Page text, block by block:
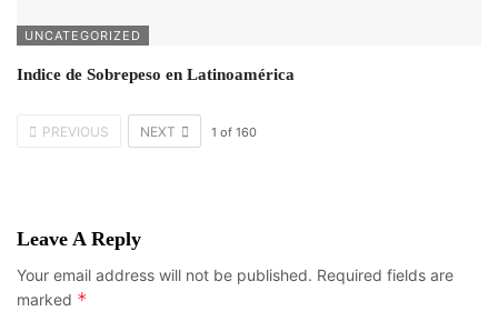
UNCATEGORIZED
Indice de Sobrepeso en Latinoamérica
PREVIOUS NEXT 1 of 160
Leave A Reply
Your email address will not be published. Required fields are
marked *